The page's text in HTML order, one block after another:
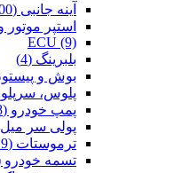
آینه جانبی (100)
استپر موتور
ECU (9)
بلبرینگ (4)
بوش و پیستون
پلوس،
پمپ خودرو (58)
پولی سر میل
ترموستات (19)
تسمه خودرو